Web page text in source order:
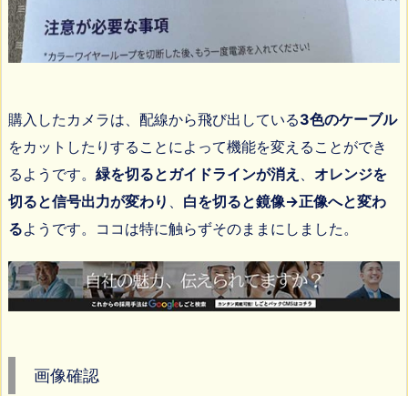
購入したカメラは、配線から飛び出している3色のケーブル
をカットしたりすることによって機能を変えることができ
るようです。 緑を切るとガイドラインが消え
オレンジを
切ると信号出力が変わり
白を切ると鏡像→正像へと変わ
るようです。ココは特に触らずそのままにしました。
画像確認